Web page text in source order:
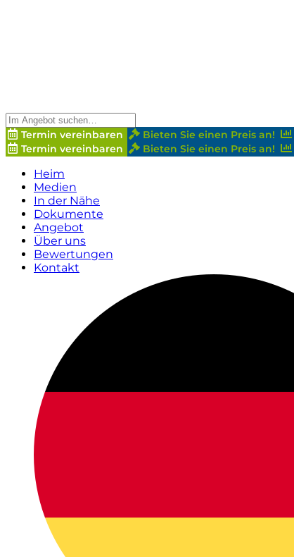
Termin vereinbaren Bieten Sie einen Preis an!
Termin vereinbaren
Bieten Sie einen Preis an!
Heim
Medien
In der Nähe
Dokumente
Angebot
Über uns
Bewertungen
Kontakt